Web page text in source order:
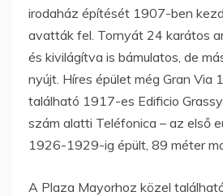
irodaház építését 1907-ben
avatták fel. Tornyát 24 karátos
és kivilágítva is bámulatos, de
nyújt. Híres épület még Gran Via
található 1917-es Edificio
szám alatti Teléfonica – az első
1926-1929-ig épült, 89 méter
A Plaza Mayorhoz közel